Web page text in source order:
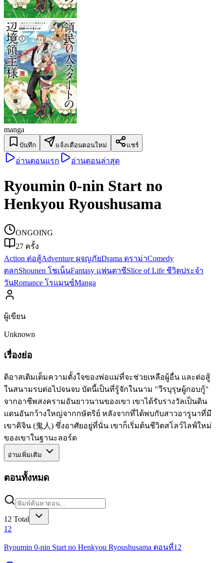
manga
บันทึก แจ้งเตือนตอนใหม่ แชร์
อ่านตอนแรก อ่านตอนล่าสุด
Ryoumin 0-nin Start no
Henkyou Ryoushusama
ONGOING
27 ครั้ง
Action ต่อสู้Adventure ผจญภัยDrama ดราม่าComedy
ตลกShounen โชเน็นFantasy แฟนตาซีSlice of Life ชีวิตประจำ
วันRomance โรแมนซ์Manga
ผู้เขียน
Unknown
เรื่องย่อ
ดิอาสเติมเต็มความตั้งใจของพ่อแม่ที่จะช่วยเหลือผู้อื่น และต่อสู้
ในสนามรบต่อไปจนจบ บัดนี้เป็นที่รู้จักในนาม "วีรบุรุษผู้กอบกู้"
จากอาชีพสงครามอันยาวนานของเขา เขาได้รับรางวัลเป็นดิน
แดนอันกว้างใหญ่จากกษัตริย์ หลังจากที่ได้พบกับสาวอารูนาที่มี
เขาคิจิน (鬼人) ซึ่งอาศัยอยู่ที่นั่น เขาก็เริ่มต้นชีวิตสโลว์ไลฟ์ใหม่
ของเขาในฐานะลอร์ด
อ่านเพิ่มเติม
ตอนทั้งหมด
12 Total
12
Ryoumin 0-nin Start no Henkyou Ryoushusama ตอนที่12